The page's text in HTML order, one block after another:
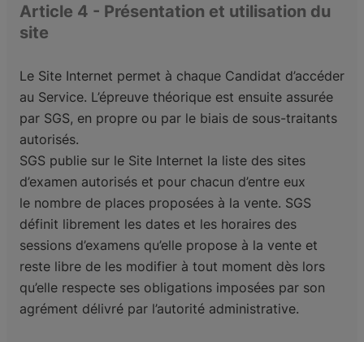
Article 4 - Présentation et utilisation du
site
Le Site Internet permet à chaque Candidat d’accéder
au Service. L’épreuve théorique est ensuite assurée
par SGS, en propre ou par le biais de sous-traitants
autorisés.
SGS publie sur le Site Internet la liste des sites
d’examen autorisés et pour chacun d’entre eux
le nombre de places proposées à la vente. SGS
définit librement les dates et les horaires des
sessions d’examens qu’elle propose à la vente et
reste libre de les modifier à tout moment dès lors
qu’elle respecte ses obligations imposées par son
agrément délivré par l’autorité administrative.